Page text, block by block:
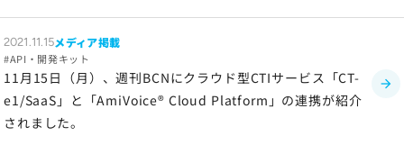
2021.11.15メディア掲載
API・開発キット
11月15日（月）、週刊BCNにクラウド型CTIサービス「CT-
e1/SaaS」と「AmiVoice® Cloud Platform」の連携が紹介
されました。